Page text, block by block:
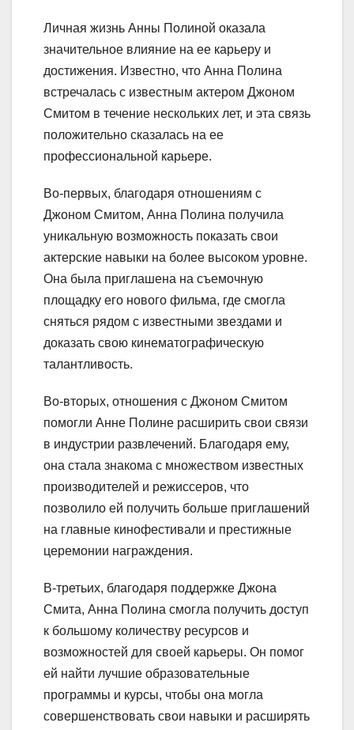
Личная жизнь Анны Полиной оказала
значительное влияние на ее карьеру и
достижения. Известно, что Анна Полина
встречалась с известным актером Джоном
Смитом в течение нескольких лет, и эта связь
положительно сказалась на ее
профессиональной карьере.
Во-первых, благодаря отношениям с
Джоном Смитом, Анна Полина получила
уникальную возможность показать свои
актерские навыки на более высоком уровне.
Она была приглашена на съемочную
площадку его нового фильма, где смогла
сняться рядом с известными звездами и
доказать свою кинематографическую
талантливость.
Во-вторых, отношения с Джоном Смитом
помогли Анне Полине расширить свои связи
в индустрии развлечений. Благодаря ему,
она стала знакома с множеством известных
производителей и режиссеров, что
позволило ей получить больше приглашений
на главные кинофестивали и престижные
церемонии награждения.
В-третьих, благодаря поддержке Джона
Смита, Анна Полина смогла получить доступ
к большому количеству ресурсов и
возможностей для своей карьеры. Он помог
ей найти лучшие образовательные
программы и курсы, чтобы она могла
совершенствовать свои навыки и расширять